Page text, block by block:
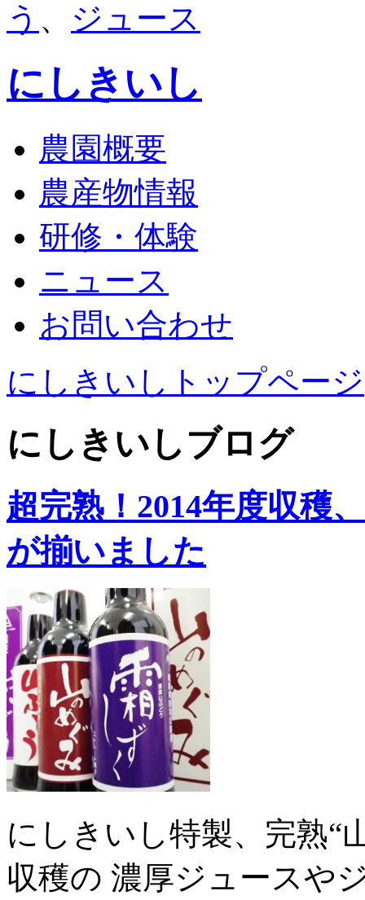
う 、 ジュース
にしきいし
農園概要
農産物情報
研修・体験
ニュース
お問い合わせ
にしきいしトップページ
にしきいしブログ
超完熟！2014年度収穫
が揃いました
にしきいし特製、完熟“
収穫の 濃厚ジュースや